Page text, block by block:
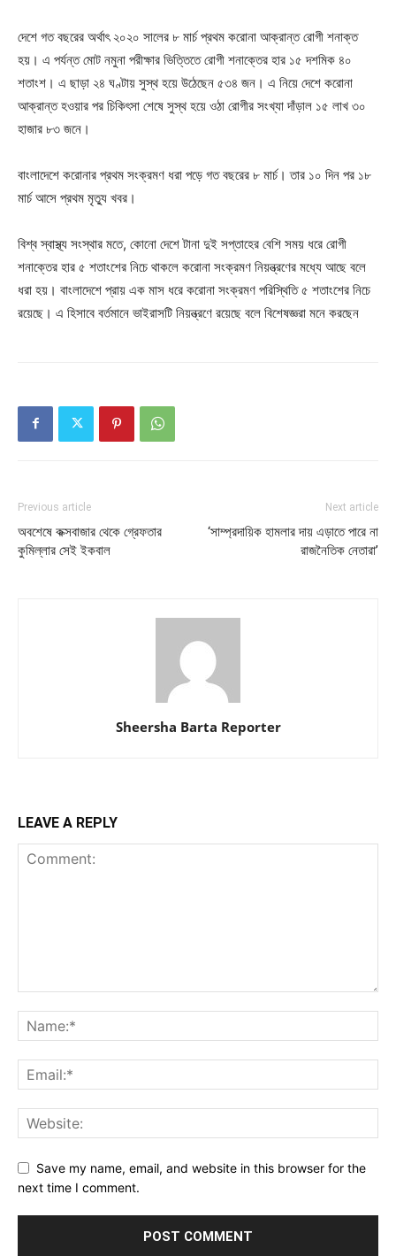
দেশে গত বছরের অর্থাৎ ২০২০ সালের ৮ মার্চ প্রথম করোনা আক্রান্ত রোগী শনাক্ত
হয়। এ পর্যন্ত মোট নমুনা পরীক্ষার ভিত্তিতে রোগী শনাক্তের হার ১৫ দশমিক ৪০
শতাংশ। এ ছাড়া ২৪ ঘণ্টায় সুস্থ হয়ে উঠেছেন ৫৩৪ জন। এ নিয়ে দেশে করোনা
আক্রান্ত হওয়ার পর চিকিৎসা শেষে সুস্থ হয়ে ওঠা রোগীর সংখ্যা দাঁড়াল ১৫ লাখ ৩০
হাজার ৮৩ জনে।
বাংলাদেশে করোনার প্রথম সংক্রমণ ধরা পড়ে গত বছরের ৮ মার্চ। তার ১০ দিন পর ১৮
মার্চ আসে প্রথম মৃত্যু খবর।
বিশ্ব স্বাস্থ্য সংস্থার মতে, কোনো দেশে টানা দুই সপ্তাহের বেশি সময় ধরে রোগী
শনাক্তের হার ৫ শতাংশের নিচে থাকলে করোনা সংক্রমণ নিয়ন্ত্রণের মধ্যে আছে বলে
ধরা হয়। বাংলাদেশে প্রায় এক মাস ধরে করোনা সংক্রমণ পরিস্থিতি ৫ শতাংশের নিচে
রয়েছে। এ হিসাবে বর্তমানে ভাইরাসটি নিয়ন্ত্রণে রয়েছে বলে বিশেষজ্ঞরা মনে করছেন
Previous article
অবশেষে কক্সবাজার থেকে গ্রেফতার
কুমিল্লার সেই ইকবাল
Next article
‘সাম্প্রদায়িক হামলার দায় এড়াতে পারে না
রাজনৈতিক নেতারা’
Sheersha Barta Reporter
LEAVE A REPLY
Save my name, email, and website in this browser for the
next time I comment.